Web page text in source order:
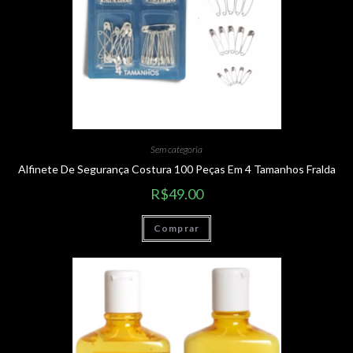
Sem categoria
Alfinete De Segurança Costura 100 Peças Em 4 Tamanhos Fralda
R$49.00
Comprar